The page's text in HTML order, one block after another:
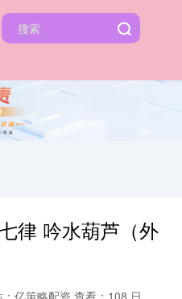
律 吟水葫芦（外